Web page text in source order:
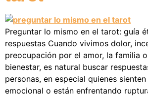
Preguntar lo mismo en el tarot: guía
respuestas Cuando vivimos dolor,
preocupación por el amor, la familia
bienestar, es natural buscar
personas, en especial quienes
emocional o están enfrentando